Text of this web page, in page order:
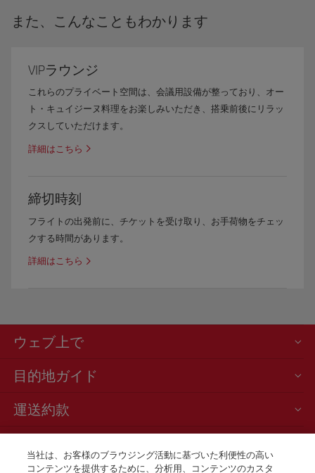
また、こんなこともわかります
VIPラウンジ
これらのプライベート空間は、会議用設備が整っており、オー
ト・キュイジーヌ料理をお楽しみいただき、搭乗前後にリラッ
クスしていただけます。
詳細はこちら
締切時刻
フライトの出発前に、チケットを受け取り、お手荷物をチェッ
クする時間があります。
詳細はこちら
ウェブ上で
目的地ガイド
運送約款
当社は、お客様のブラウジング活動に基づいた利便性の高い
コンテンツを提供するために、分析用、コンテンツのカスタ